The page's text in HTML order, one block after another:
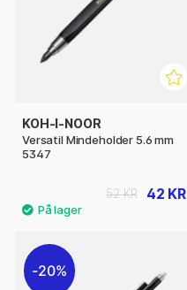
KOH-I-NOOR
Versatil Mindeholder 5.6 mm
5347
42 KR
52 KR
20%